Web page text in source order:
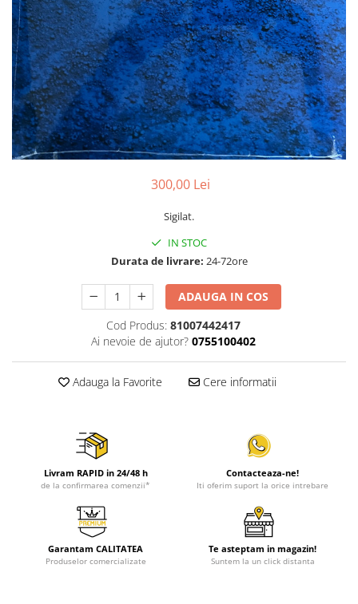
Viniluri Românești
Colecția Electrecord
300,00 Lei
Sigilat.
IN STOC
Durata de livrare: 24-72ore
ADAUGA IN COS
Cod Produs: 81007442417
Ai nevoie de ajutor? 0755100402
Adauga la Favorite Cere informatii
Livram RAPID in 24/48 h
de la confirmarea comenzii*
Contacteaza-ne!
Iti oferim suport la orice intrebare
Garantam CALITATEA
Produselor comercializate
Te asteptam in magazin!
Suntem la un click distanta